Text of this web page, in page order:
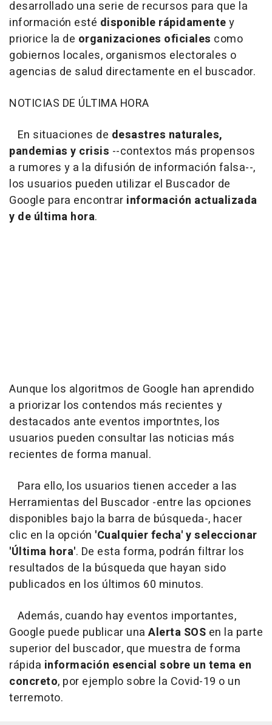
desarrollado una serie de recursos para que la
información esté disponible rápidamentey
priorice la de organizaciones oficiales como
gobiernos locales, organismos electorales o
agencias de salud directamente en el buscador.
NOTICIAS DE ÚLTIMA HORA
En situaciones de desastres naturales,
pandemias y crisis --contextos más propensos
a rumores y a la difusión de información falsa--,
los usuarios pueden utilizar el Buscador de
Google para encontrar información actualizada
y de última hora.
Aunque los algoritmos de Google han aprendido
a priorizar los contendos más recientes y
destacados ante eventos importntes, los
usuarios pueden consultar las noticias más
recientes de forma manual.
Para ello, los usuarios tienen acceder a las
Herramientas del Buscador -entre las opciones
disponibles bajo la barra de búsqueda-, hacer
clic en la opción 'Cualquier fecha' y seleccionar
'Última hora'. De esta forma, podrán filtrar los
resultados de la búsqueda que hayan sido
publicados en los últimos 60 minutos.
Además, cuando hay eventos importantes,
Google puede publicar una Alerta SOS en la parte
superior del buscador, que muestra de forma
rápida información esencial sobre un tema en
concreto, por ejemplo sobre la Covid-19 o un
terremoto.